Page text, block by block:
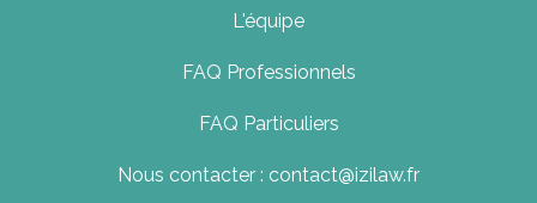
L'équipe
FAQ Professionnels
FAQ Particuliers
Nous contacter : contact@izilaw.fr